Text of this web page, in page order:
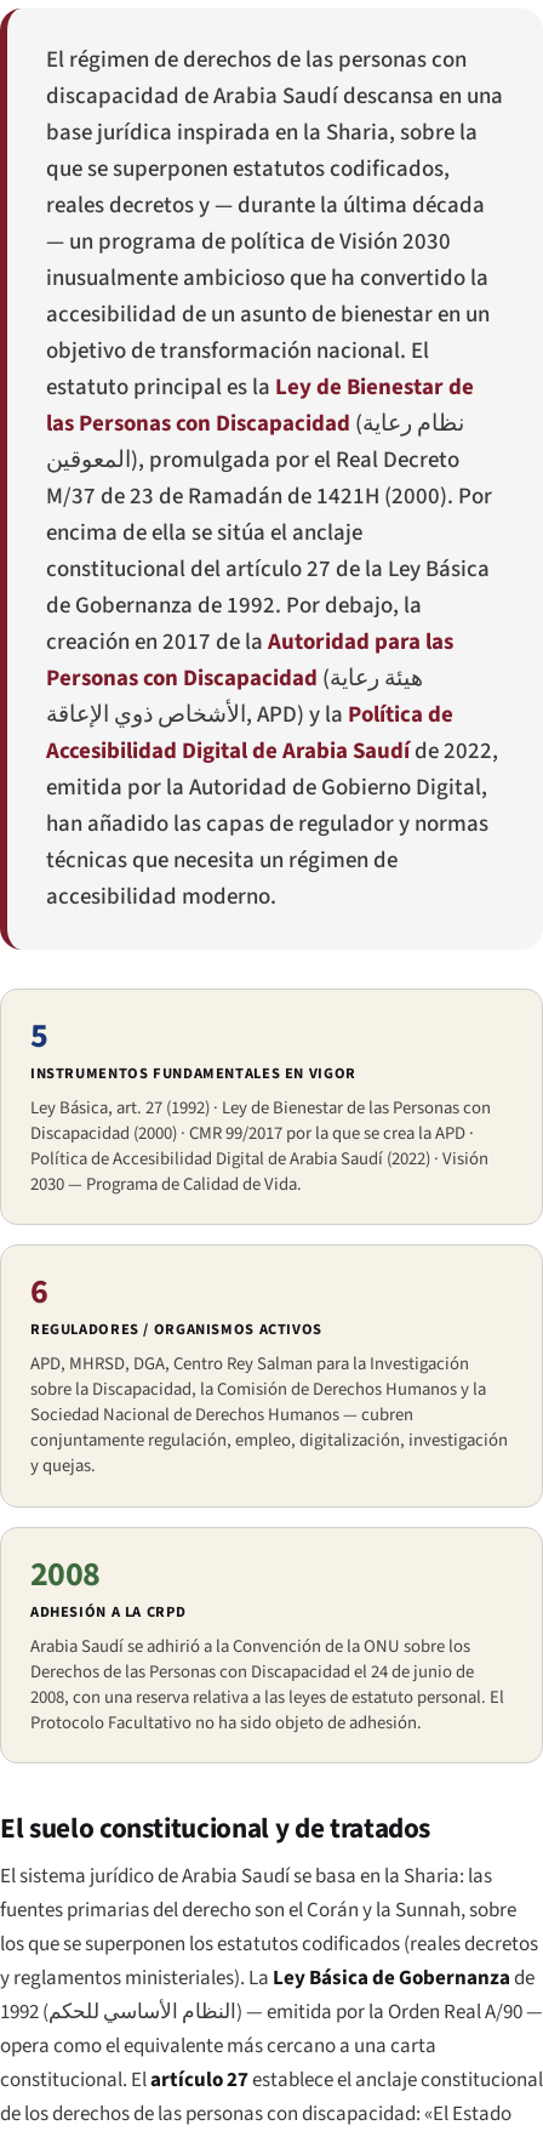
El régimen de derechos de las personas con
discapacidad de Arabia Saudí descansa en una
base jurídica inspirada en la Sharia, sobre la
que se superponen estatutos codificados,
reales decretos y — durante la última década
— un programa de política de Visión 2030
inusualmente ambicioso que ha convertido la
accesibilidad de un asunto de bienestar en un
objetivo de transformación nacional. El
estatuto principal es la Ley de Bienestar de
las Personas con Discapacidad (نظام رعاية
المعوقين), promulgada por el Real Decreto
M/37 de 23 de Ramadán de 1421H (2000). Por
encima de ella se sitúa el anclaje
constitucional del artículo 27 de la Ley Básica
de Gobernanza de 1992. Por debajo, la
creación en 2017 de laAutoridad para las
Personas con Discapacidad (هيئة رعاية
الأشخاص ذوي الإعاقة, APD) y la Política de
Accesibilidad Digital de Arabia Saudíde 2022,
emitida por la Autoridad de Gobierno Digital,
han añadido las capas de regulador y normas
técnicas que necesita un régimen de
accesibilidad moderno.
5
INSTRUMENTOS FUNDAMENTALES EN VIGOR
Ley Básica, art. 27 (1992) · Ley de Bienestar de las Personas con
Discapacidad (2000) · CMR 99/2017 por la que se crea la APD ·
Política de Accesibilidad Digital de Arabia Saudí (2022) · Visión
2030 — Programa de Calidad de Vida.
6
REGULADORES / ORGANISMOS ACTIVOS
APD, MHRSD, DGA, Centro Rey Salman para la Investigación
sobre la Discapacidad, la Comisión de Derechos Humanos y la
Sociedad Nacional de Derechos Humanos — cubren
conjuntamente regulación, empleo, digitalización, investigación
y quejas.
2008
ADHESIÓN A LA CRPD
Arabia Saudí se adhirió a la Convención de la ONU sobre los
Derechos de las Personas con Discapacidad el 24 de junio de
2008, con una reserva relativa a las leyes de estatuto personal. El
Protocolo Facultativo no ha sido objeto de adhesión.
El suelo constitucional y de tratados
El sistema jurídico de Arabia Saudí se basa en la Sharia: las
fuentes primarias del derecho son el Corán y la Sunnah, sobre
los que se superponen los estatutos codificados (reales decretos
y reglamentos ministeriales). La Ley Básica de Gobernanzade
1992 (النظام الأساسي للحكم) — emitida por la Orden Real A/90 —
opera como el equivalente más cercano a una carta
constitucional. Elartículo 27establece el anclaje constitucional
de los derechos de las personas con discapacidad:«El Estado